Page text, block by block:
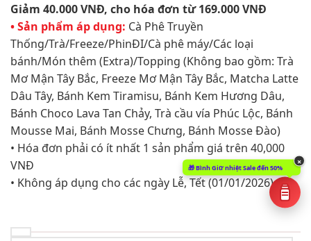
Giảm 40.000 VNĐ, cho hóa đơn từ 169.000 VNĐ​
• Sản phẩm áp dụng: Cà Phê Truyền
Thống/Trà/Freeze/PhinĐI/Cà phê máy/Các loại
bánh/Món thêm (Extra)/Topping (Không bao gồm: Trà
Mơ Mận Tây Bắc, Freeze Mơ Mận Tây Bắc, Matcha Latte
Dâu Tây, Bánh Kem Tiramisu, Bánh Kem Hương Dâu,
Bánh Choco Lava Tan Chảy, Trà cầu vía Phúc Lộc, Bánh
Mousse Mai, Bánh Mosse Chưng, Bánh Mosse Đào)
• Hóa đơn phải có ít nhất 1 sản phẩm giá trên 40,000
VNĐ​
• Không áp dụng cho các ngày Lễ, Tết (01/01/2026)
🎁 Bình Giữ nhiệt Sale đến 50%
×